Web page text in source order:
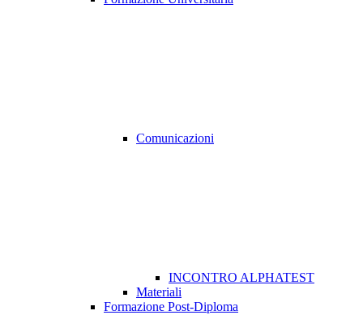
Comunicazioni
INCONTRO ALPHATEST
Materiali
Formazione Post-Diploma